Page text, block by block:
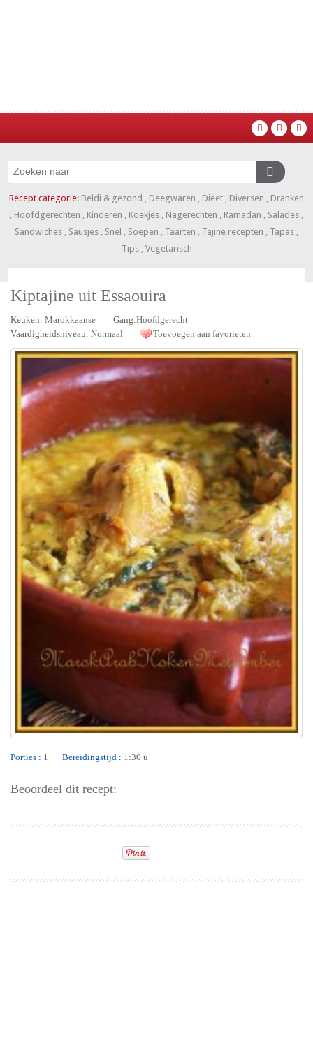
Recept categorie: Beldi & gezond , Deegwaren , Dieet , Diversen , Dranken
, Hoofdgerechten , Kinderen , Koekjes , Nagerechten , Ramadan , Salades ,
Sandwiches , Sausjes , Snel , Soepen , Taarten , Tajine recepten , Tapas ,
Tips, Vegetarisch
Kiptajine uit Essaouira
Keuken:Marokkaanse Gang:Hoofdgerecht
Vaardigheidsniveau:Normaal Toevoegen aan favorieten
Porties : 1 Bereidingstijd : 1:30 u
Beoordeel dit recept: